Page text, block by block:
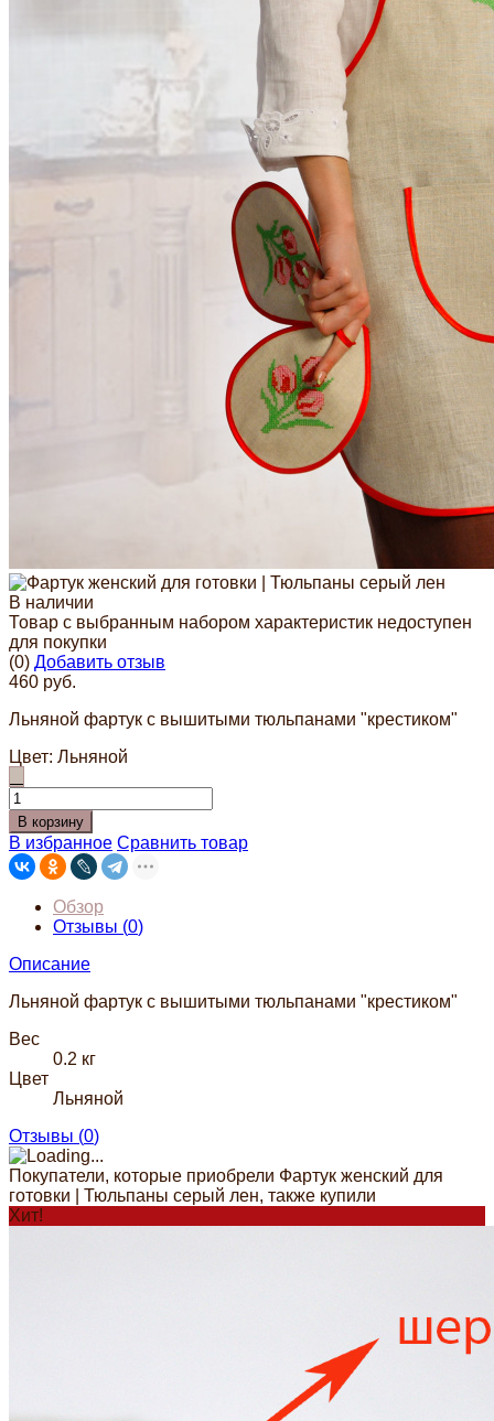
Куклы, мягкие игрушки из льна
Платочки в карман пиджака
Прихватки для кухни
Прихватка варежка
Стельки
Фартуки женские
Чайницы-грелки
Фартуки мужские для кухни
Рушники свадебные | для каравая | венчания |
Новый год | Новогодний декор
Детские наборы для творчества
8 марта | тематический раздел
В наличии
Товар с выбранным набором характеристик недоступен
для покупки
(0) Добавить отзыв
460 руб.
Льняной фартук с вышитыми тюльпанами "крестиком"
Цвет: Льняной
В корзину
В избранное Сравнить товар
Обзор
Отзывы (0)
Описание
Льняной фартук с вышитыми тюльпанами "крестиком"
Вес
0.2 кг
Цвет
Льняной
Отзывы (0)
Покупатели, которые приобрели Фартук женский для
готовки | Тюльпаны серый лен, также купили
Хит!